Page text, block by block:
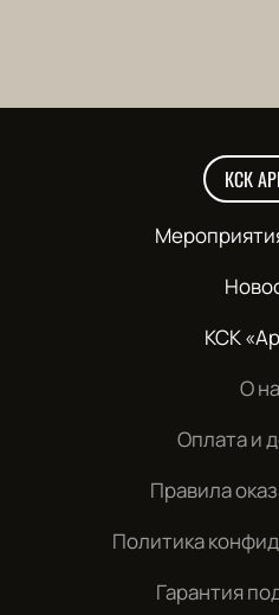
КСК
КСК
О
Оплата и
Правила
Политика
Гарантия